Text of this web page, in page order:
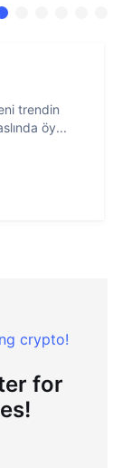
trendin
öy...
crypto!
for